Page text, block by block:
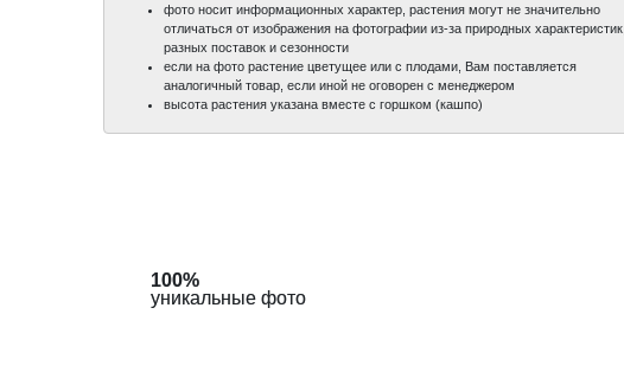
100%
уникальные фото
100%
уникальные фото
фото носит информационных характер, растения могут не значительно
отличаться от изображения на фотографии из-за природных характеристик,
разных поставок и сезонности
если на фото растение цветущее или с плодами, Вам поставляется
аналогичный товар, если иной не оговорен с менеджером
высота растения указана вместе с горшком (кашпо)